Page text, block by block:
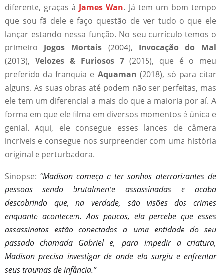
diferente, graças à James Wan. Já tem um bom tempo
que sou fã dele e faço questão de ver tudo o que ele
lançar estando nessa função. No seu currículo temos o
primeiro Jogos Mortais(2004), Invocação do Mal
(2013), Velozes & Furiosos 7(2015), que é o meu
preferido da franquia e Aquaman (2018), só para citar
alguns. As suas obras até podem não ser perfeitas, mas
ele tem um diferencial a mais do que a maioria por aí. A
forma em que ele filma em diversos momentos é única e
genial. Aqui, ele consegue esses lances de câmera
incríveis e consegue nos surpreender com uma história
original e perturbadora.
Sinopse: “Madison começa a ter sonhos aterrorizantes de
pessoas sendo brutalmente assassinadas e acaba
descobrindo que, na verdade, são visões dos crimes
enquanto acontecem. Aos poucos, ela percebe que esses
assassinatos estão conectados a uma entidade do seu
passado chamada Gabriel e, para impedir a criatura,
Madison precisa investigar de onde ela surgiu e enfrentar
seus traumas de infância.”